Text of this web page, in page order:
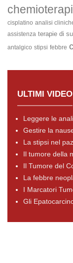
cisplatino analisi
assistenza terapie di
antalgico stipsi febbre
ULTIMI VIDEO
Leggere le
Gestire la
La stipsi nel
Il tumore della
Il Tumore del
La febbre
I Marcatori
Gli